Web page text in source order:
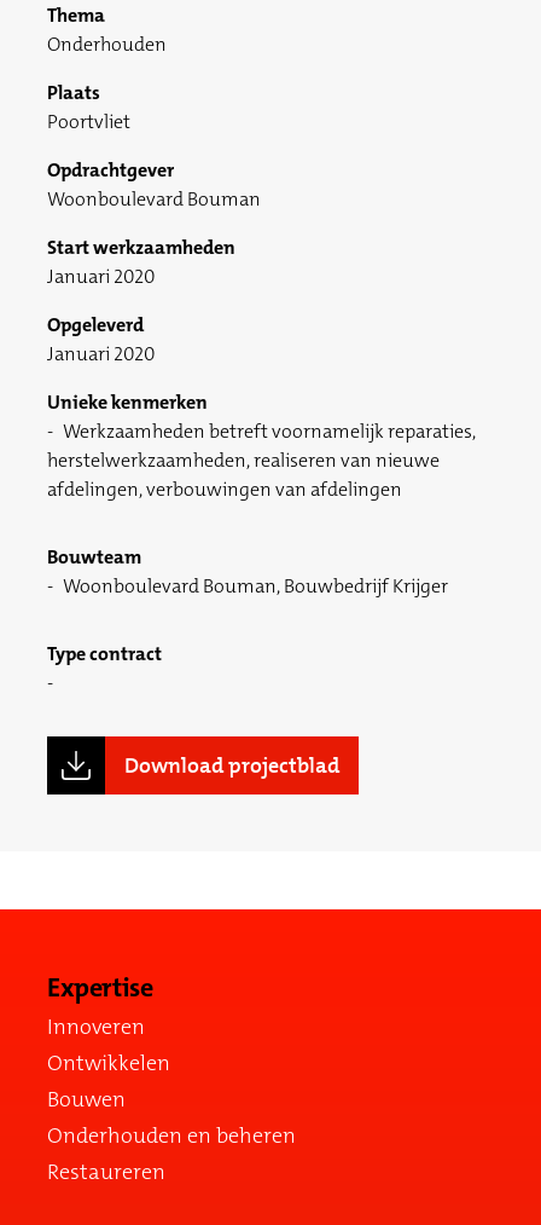
Thema
Onderhouden
Plaats
Poortvliet
Opdrachtgever
Woonboulevard Bouman
Start werkzaamheden
Januari 2020
Opgeleverd
Januari 2020
Unieke kenmerken
Werkzaamheden betreft voornamelijk reparaties,
herstelwerkzaamheden, realiseren van nieuwe
afdelingen, verbouwingen van afdelingen
Bouwteam
Woonboulevard Bouman, Bouwbedrijf Krijger
Type contract
Download projectblad
Expertise
Innoveren
Ontwikkelen
Bouwen
Onderhouden en beheren
Restaureren